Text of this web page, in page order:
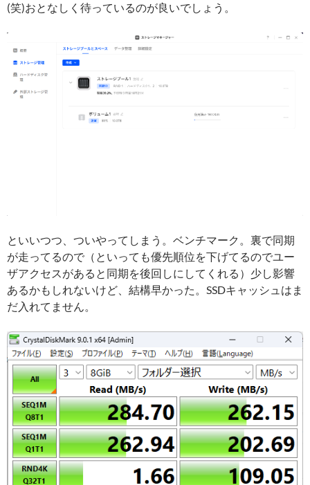
(笑)おとなしく待っているのが良いでしょう。
といいつつ、ついやってしまう。ベンチマーク。裏で同期
が走ってるので（といっても優先順位を下げてるのでユー
ザアクセスがあると同期を後回しにしてくれる）少し影響
あるかもしれないけど、結構早かった。SSDキャッシュはま
だ入れてません。